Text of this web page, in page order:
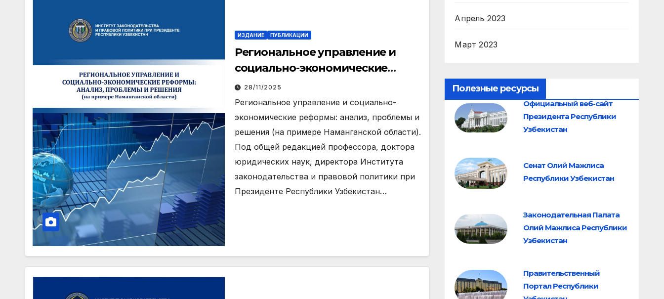
ИЗДАНИЕ ПУБЛИКАЦИИ
Региональное управление и
социально-экономические
реформы: анализ, проблемы и
решения (на примере
Наманганской области)
28/11/2025
Региональное управление и социально-
экономические реформы: анализ, проблемы и
решения (на примере Наманганской области).
Под общей редакцией профессора, доктора
юридических наук, директора Института
законодательства и правовой политики при
Президенте Республики Узбекистан…
Апрель 2023
Март 2023
Полезные ресурсы
Официальный веб-сайт
Президента Республики
Узбекистан
Сенат Олий Мажлиса
Республики Узбекистан
Законодательная Палата
Олий Мажлиса Республики
Узбекистан
Правительственный
Портал Республики